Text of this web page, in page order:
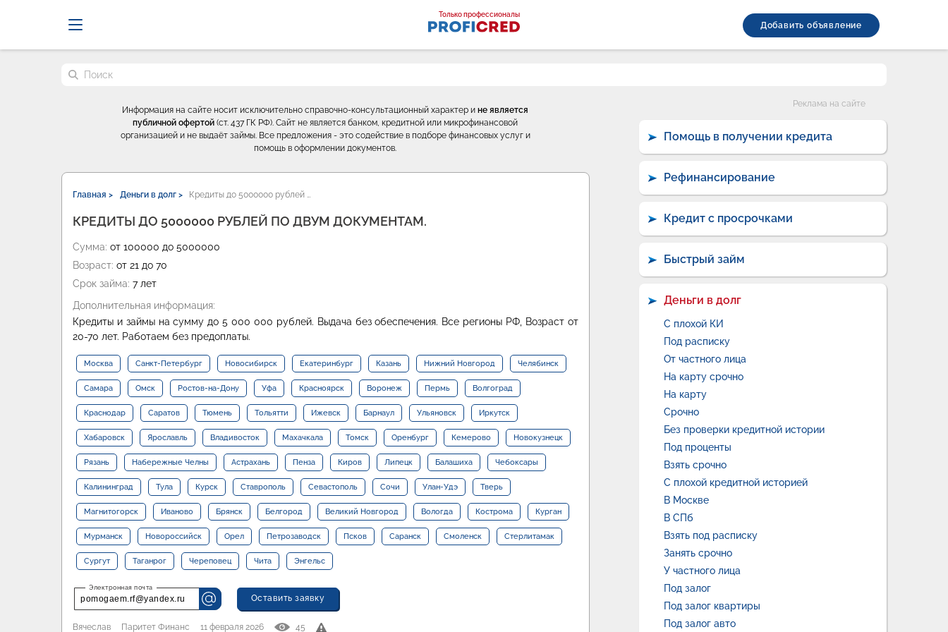
Только профессионалы
Добавить объявление
Поиск по сайту
Информация на сайте носит исключительно справочно-консультационный характер ине является
публичной офертой (ст. 437 ГК РФ). Сайт не является банком, кредитной или микрофинансовой
организацией и не выдаёт займы. Все предложения - это содействие в подборе финансовых услуг и
помощь в оформлении документов.
Главная > Деньги в долг > Кредиты до 5000000 рублей …
КРЕДИТЫ ДО 5000000 РУБЛЕЙ ПО ДВУМ ДОКУМЕНТАМ.
Сумма: от 100000 до 5000000
Возраст: от 21 до 70
Срок займа: 7 лет
Дополнительная информация:
Кредиты и займы на сумму до 5 000 000 рублей. Выдача без обеспечения. Все регионы РФ, Возраст от
20-70 лет. Работаем без предоплаты.
Москва Санкт-Петербург Новосибирск Екатеринбург Казань Нижний Новгород Челябинск
Самара Омск Ростов-на-Дону Уфа Красноярск Воронеж Пермь Волгоград
Краснодар Саратов Тюмень Тольятти Ижевск Барнаул Ульяновск Иркутск
Хабаровск Ярославль Владивосток Махачкала Томск Оренбург Кемерово Новокузнецк
Рязань Набережные Челны Астрахань Пенза Киров Липецк Балашиха Чебоксары
Калининград Тула Курск Ставрополь Севастополь Сочи Улан-Удэ Тверь
Магнитогорск Иваново Брянск Белгород Великий Новгород Вологда Кострома Курган
Мурманск Новороссийск Орел Петрозаводск Псков Саранск Смоленск Стерлитамак
Сургут Таганрог Череповец Чита Энгельс
pomogaem.rf@yandex.ru Оставить заявку
Вячеслав Паритет Финанс 11 февраля 2026 45
Реклама на сайте
Помощь в получении кредита
Рефинансирование
Кредит с просрочками
Быстрый займ
Деньги в долг
С плохой КИ
Под расписку
От частного лица
На карту срочно
На карту
Срочно
Без проверки кредитной истории
Под проценты
Взять срочно
С плохой кредитной историей
В Москве
В СПб
Взять под расписку
Занять срочно
У частного лица
Под залог
Под залог квартиры
Под залог авто